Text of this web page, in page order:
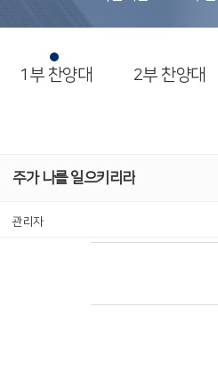
1부 찬양대 2부 찬양대
주가 나를 일으키리라
관리자